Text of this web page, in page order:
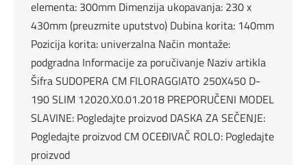
elementa: 300mm Dimenzija ukopavanja: 230 x
430mm (preuzmite uputstvo) Dubina korita: 140mm
Pozicija korita: univerzalna Način montaže:
podgradna Informacije za poručivanje Naziv artikla
Šifra SUDOPERA CM FILORAGGIATO 250X450 D-
190 SLIM 12020.X0.01.2018 PREPORUČENI MODEL
SLAVINE: Pogledajte proizvod DASKA ZA SEČENJE:
Pogledajte proizvod CM OCEĐIVAČ ROLO: Pogledajte
proizvod